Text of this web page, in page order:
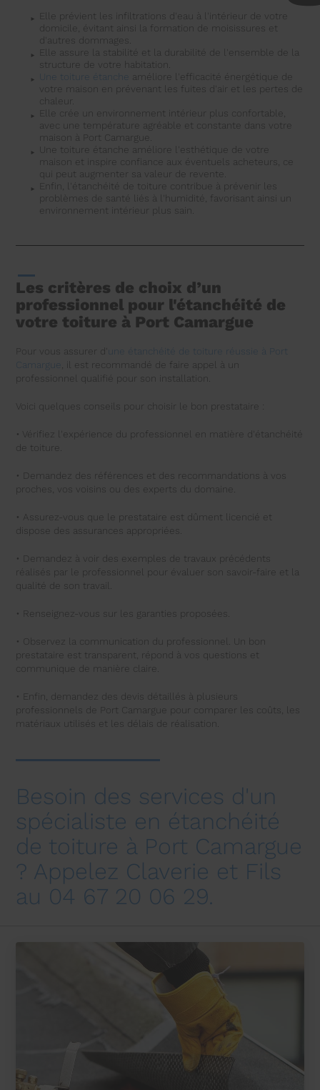
Elle prévient les infiltrations d'eau à l'intérieur de votre
domicile, évitant ainsi la formation de moisissures et
d'autres dommages.
Elle assure la stabilité et la durabilité de l'ensemble de la
structure de votre habitation.
Une toiture étanche
améliore l'efficacité énergétique de
votre maison en prévenant les fuites d'air et les pertes de
chaleur.
Elle crée un environnement intérieur plus confortable,
avec une température agréable et constante dans votre
maison à Port Camargue.
Une toiture étanche améliore l'esthétique de votre
maison et inspire confiance aux éventuels acheteurs, ce
qui peut augmenter sa valeur de revente.
Enfin, l'étanchéité de toiture contribue à prévenir les
problèmes de santé liés à l'humidité, favorisant ainsi un
environnement intérieur plus sain.
Les critères de choix d’un
professionnel pour l'étanchéité de
votre toiture à Port Camargue
Pour vous assurer d'
une étanchéité de toiture réussie à Port
Camargue
, il est recommandé de faire appel à un
professionnel qualifié pour son installation.
Voici quelques conseils pour choisir le bon prestataire :
• Vérifiez l'expérience du professionnel en matière d'étanchéité
de toiture.
• Demandez des références et des recommandations à vos
proches, vos voisins ou des experts du domaine.
• Assurez-vous que le prestataire est dûment licencié et
dispose des assurances appropriées.
• Demandez à voir des exemples de travaux précédents
réalisés par le professionnel pour évaluer son savoir-faire et la
qualité de son travail.
• Renseignez-vous sur les garanties proposées.
• Observez la communication du professionnel. Un bon
prestataire est transparent, répond à vos questions et
communique de manière claire.
• Enfin, demandez des devis détaillés à plusieurs
professionnels de Port Camargue pour comparer les coûts, les
matériaux utilisés et les délais de réalisation.
Besoin des services d'un
spécialiste en étanchéité
de toiture à Port Camargue
? Appelez Claverie et Fils
au 04 67 20 06 29.